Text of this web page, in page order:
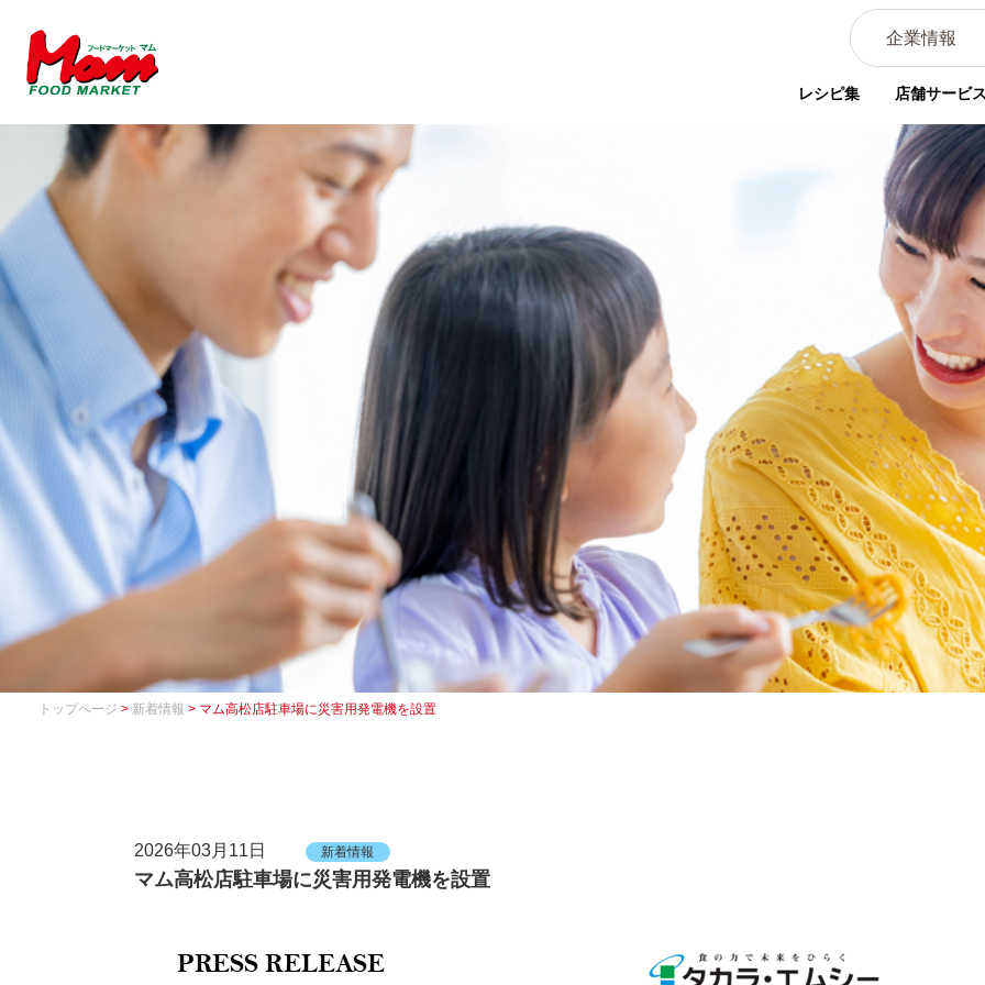
企業情報
レシピ集 店舗サービ
トップページ > 新着情報 > マム高松店駐車場に災害用発電機を設置
2026年03月11日 新着情報
マム高松店駐車場に災害用発電機を設置